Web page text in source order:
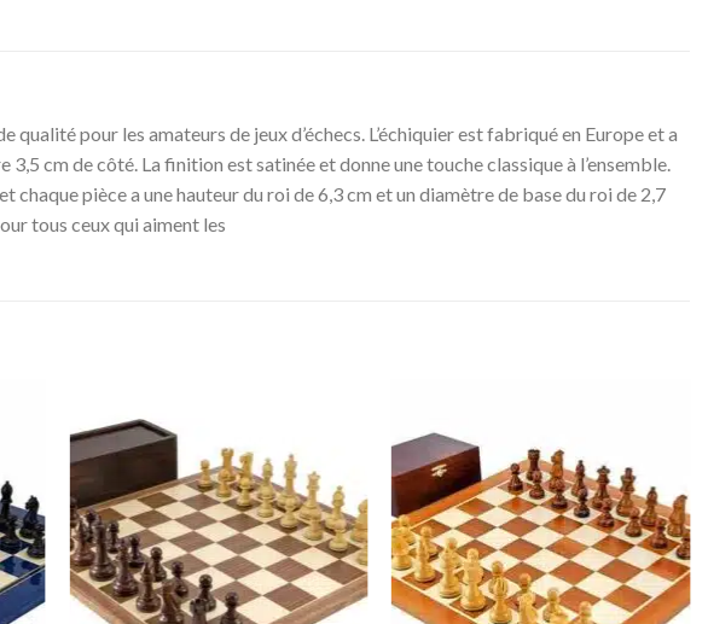
pour les amateurs de jeux d’échecs. L’échiquier est fabriqué en Europe et a
cm de côté. La finition est satinée et donne une touche classique à l’ensemble.
chaque pièce a une hauteur du roi de 6,3 cm et un diamètre de base du roi de 2,7
tous ceux qui aiment les